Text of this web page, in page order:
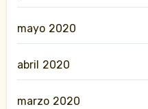
mayo 2020
abril 2020
marzo 2020